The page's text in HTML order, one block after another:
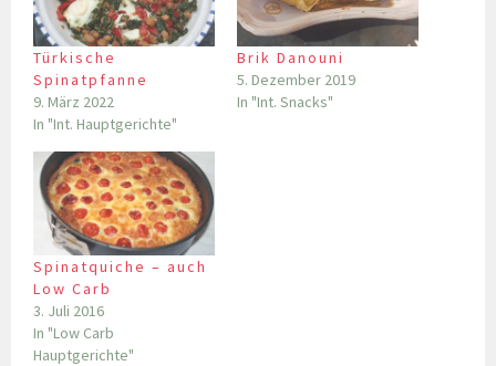
Türkische
Spinatpfanne
9. März 2022
In "Int. Hauptgerichte"
Brik Danouni
5. Dezember 2019
In "Int. Snacks"
Spinatquiche – auch
Low Carb
3. Juli 2016
In "Low Carb
Hauptgerichte"